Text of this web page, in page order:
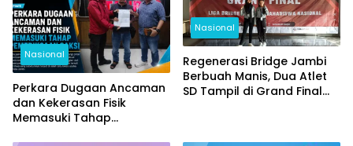
Nasional
Perkara Dugaan Ancaman
dan Kekerasan Fisik
Memasuki Tahap
Nasional
Regenerasi Bridge Jambi
Berbuah Manis, Dua Atlet
SD Tampil di Grand Final